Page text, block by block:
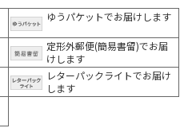
ゆうパケットでお届けします
定形外郵便(簡易書留)でお届
けします
レターパックライトでお届け
します